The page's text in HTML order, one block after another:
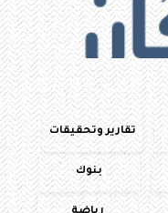
تقارير وتحقيقات
بنوك